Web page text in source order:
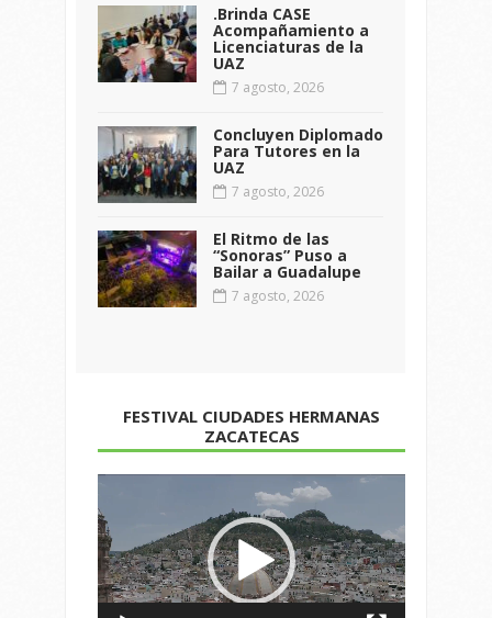
.Brinda CASE
Acompañamiento a
Licenciaturas de la
UAZ
7 agosto, 2026
Concluyen Diplomado
Para Tutores en la
UAZ
7 agosto, 2026
El Ritmo de las
“Sonoras” Puso a
Bailar a Guadalupe
7 agosto, 2026
FESTIVAL CIUDADES HERMANAS
ZACATECAS
de
vídeo